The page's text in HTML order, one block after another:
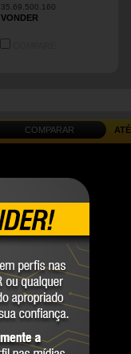
35.69.500.160
VONDER
COMPARAR